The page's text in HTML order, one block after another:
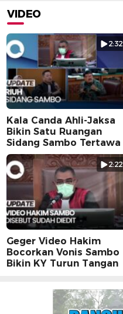
VIDEO
2:32
Kala Canda Ahli-Jaksa
Bikin Satu Ruangan
Sidang Sambo Tertawa
2:22
Geger Video Hakim
Bocorkan Vonis Sambo
Bikin KY Turun Tangan